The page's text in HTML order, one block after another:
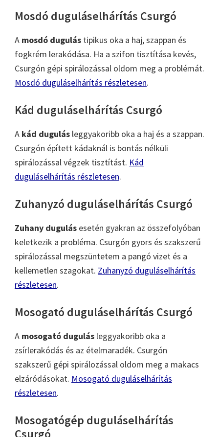
Mosdó duguláselhárítás Csurgó
A mosdó dugulás tipikus oka a haj, szappan és
fogkrém lerakódása. Ha a szifon tisztítása kevés,
Csurgón gépi spirálozással oldom meg a problémát.
Mosdó duguláselhárítás részletesen.
Kád duguláselhárítás Csurgó
A kád dugulás leggyakoribb oka a haj és a szappan.
Csurgón épített kádaknál is bontás nélküli
spirálozással végzek tisztítást. Kád
duguláselhárítás részletesen.
Zuhanyzó duguláselhárítás Csurgó
Zuhany dugulás esetén gyakran az összefolyóban
keletkezik a probléma. Csurgón gyors és szakszerű
spirálozással megszüntetem a pangó vizet és a
kellemetlen szagokat. Zuhanyzó duguláselhárítás
részletesen.
Mosogató duguláselhárítás Csurgó
A mosogató dugulás leggyakoribb oka a
zsírlerakódás és az ételmaradék. Csurgón
szakszerű gépi spirálozással oldom meg a makacs
elzáródásokat. Mosogató duguláselhárítás
részletesen.
Mosogatógép duguláselhárítás
Csurgó